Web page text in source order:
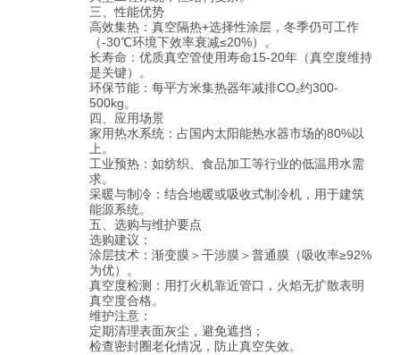
三、性能优势
高效集热：真空隔热+选择性涂层，冬季仍可工作
（-30℃环境下效率衰减≤20%）。
长寿命：优质真空管使用寿命15-20年（真空度维持
是关键）。
环保节能：每平方米集热器年减排CO₂约300-
500kg。
四、应用场景
家用热水系统：占国内太阳能热水器市场的80%以
上。
工业预热：如纺织、食品加工等行业的低温用水需
求。
采暖与制冷：结合地暖或吸收式制冷机，用于建筑
能源系统。
五、选购与维护要点
选购建议：
涂层技术：渐变膜＞干涉膜＞普通膜（吸收率≥92%
为优）。
真空度检测：用打火机靠近管口，火焰无扩散表明
真空度合格。
维护注意：
定期清理表面灰尘，避免遮挡；
检查密封圈老化情况，防止真空失效。